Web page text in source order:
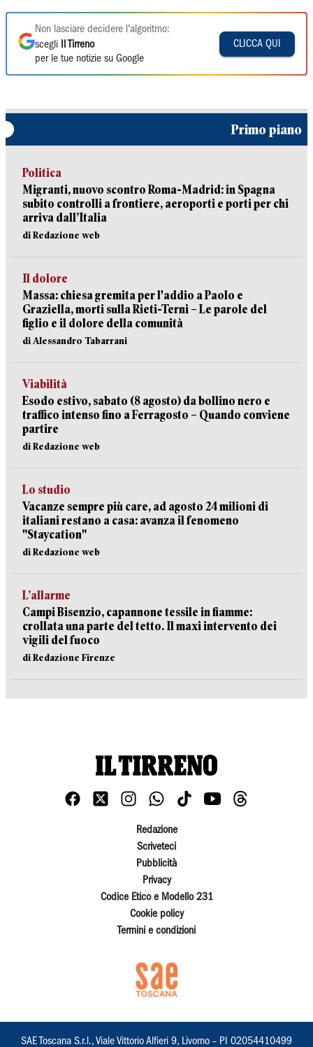
Non lasciare decidere l'algoritmo:
scegli
Il Tirreno
per le tue notizie su Google
CLICCA QUI
Primo piano
Politica
Migranti, nuovo scontro Roma-Madrid: in Spagna
subito controlli a frontiere, aeroporti e porti per chi
arriva dall’Italia
di Redazione web
Il dolore
Massa: chiesa gremita per l'addio a Paolo e
Graziella, morti sulla Rieti-Terni – Le parole del
figlio e il dolore della comunità
di Alessandro Tabarrani
Viabilità
Esodo estivo, sabato (8 agosto) da bollino nero e
traffico intenso fino a Ferragosto – Quando conviene
partire
di Redazione web
Lo studio
Vacanze sempre più care, ad agosto 24 milioni di
italiani restano a casa: avanza il fenomeno
"Staycation"
di Redazione web
L’allarme
Campi Bisenzio, capannone tessile in fiamme:
crollata una parte del tetto. Il maxi intervento dei
vigili del fuoco
di Redazione Firenze
Redazione
Scriveteci
Pubblicità
Privacy
Codice Etico e Modello 231
Cookie policy
Termini e condizioni
SAE Toscana S.r.l., Viale Vittorio Alfieri 9, Livorno – PI 02054410499